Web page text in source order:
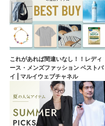
これがあれば間違いなし！！レディ
ース・メンズファッション ベストバ
イ | マルイウェブチャネル